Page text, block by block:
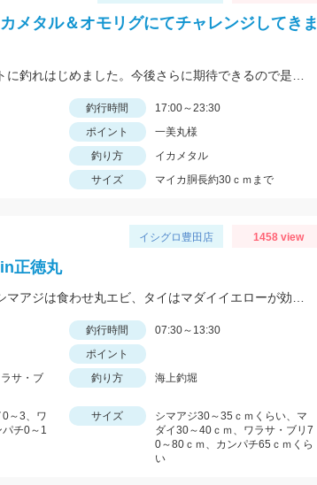
メタル＆オモリグにてチャレンジしてきま
釣行時間
17:00～23:30
ポイント
一美丸様
釣り方
イカメタル
サイズ マイカ胴長約30ｃｍまで
イシグロ豊田店 1458 view
正徳丸
釣行時間
07:30～13:30
ポイント
サ・ブ
釣り方 海上釣堀
～3、ワ
チ0～1
サイズ
シマアジ30～35ｃｍくらい、マ
ダイ30～40ｃｍ、ワラサ・ブリ7
0～80ｃｍ、カンパチ65ｃｍくら
い